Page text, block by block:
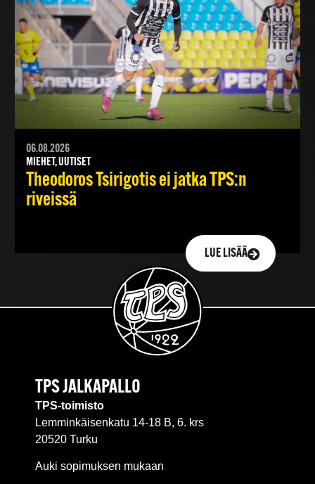
06.08.2026
MIEHET, UUTISET
Theodoros Tsirigotis ei jatka TPS:n
riveissä
LUE LISÄÄ
TPS JALKAPALLO
TPS-toimisto
Lemminkäisenkatu 14-18 B, 6. krs
20520 Turku
Auki sopimuksen mukaan